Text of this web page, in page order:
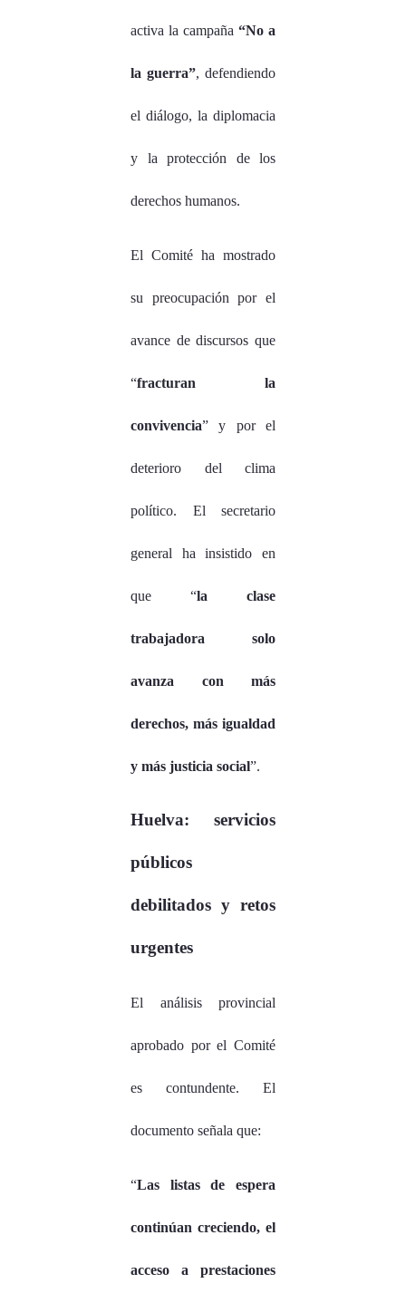
activa la campaña “No a
la guerra”, defendiendo
el diálogo, la diplomacia
y la protección de los
derechos humanos.
El Comité ha mostrado
su preocupación por el
avance de discursos que
“fracturan la
convivencia” y por el
deterioro del clima
político. El secretario
general ha insistido en
que “la clase
trabajadora solo
avanza con más
derechos, más igualdad
y más justicia social”.
Huelva: servicios
públicos
debilitados y retos
urgentes
El análisis provincial
aprobado por el Comité
es contundente. El
documento señala que:
“Las listas de espera
continúan creciendo, el
acceso a prestaciones